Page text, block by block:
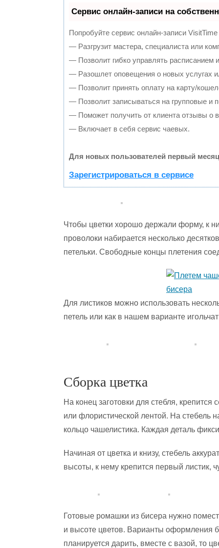
Сервис онлайн-записи на
Попробуйте сервис онлайн-записи
— Разгрузит мастера, специалиста или
— Позволит гибко управлять расписанием и
— Разошлет оповещения о новых услугах
— Позволит принять оплату на карту/
— Позволит записываться на групповые и
— Поможет получить от клиента отзывы о
— Включает в себя сервис чаевых.
Для новых пользователей первый
Зарегистрироваться в сервисе
Чтобы цветки хорошо держали форму, к
проволоки набирается несколько
петельки. Свободные концы плетения
Для листиков можно использовать
петель или как в нашем варианте
Сборка цветка
На конец заготовки для стебля,
или флористической лентой. На стебель
кольцо чашелистика. Каждая деталь
Начиная от цветка и книзу, стебель
высоты, к нему крепится первый листик,
Готовые ромашки из бисера нужно
и высоте цветов. Варианты оформления
планируется дарить, вместе с вазой, то